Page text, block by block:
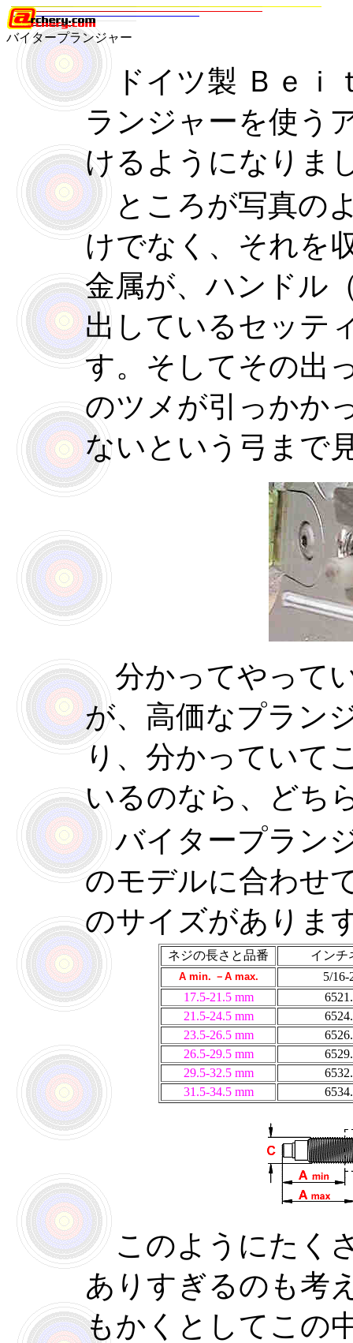
バイタープランジャー
ドイツ製 Ｂｅｉ
ランジャーを使う
けるようになりま
ところが写真の
けでなく、それを
金属が、ハンドル
出しているセッテ
す。そしてその出
のツメが引っかか
ないという弓まで
分かってやって
が、高価なプラン
り、分かっていて
いるのなら、どち
バイタープラン
のモデルに合わせ
のサイズがありま
ネジの長さと品番 イン
A min. － A max.
5/16-
17.5-21.5 mm
21.5-24.5 mm
23.5-26.5 mm
26.5-29.5 mm
29.5-32.5 mm
31.5-34.5 mm
このようにたく
ありすぎるのも考
もかくとしてこの